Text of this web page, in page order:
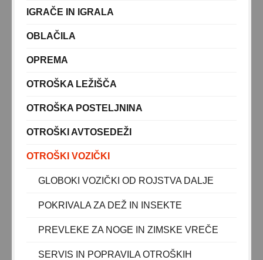
IGRAČE IN IGRALA
OBLAČILA
OPREMA
OTROŠKA LEŽIŠČA
OTROŠKA POSTELJNINA
OTROŠKI AVTOSEDEŽI
OTROŠKI VOZIČKI
GLOBOKI VOZIČKI OD ROJSTVA DALJE
POKRIVALA ZA DEŽ IN INSEKTE
PREVLEKE ZA NOGE IN ZIMSKE VREČE
SERVIS IN POPRAVILA OTROŠKIH